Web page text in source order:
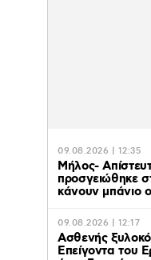
09.08.2026 | 12:35
Μήλος-
προσγειώθηκε
κάνουν μπάνιο
09.08.2026 | 12:17
Ασθενής
Επείγοντα του